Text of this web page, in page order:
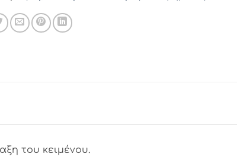
του κειμένου.